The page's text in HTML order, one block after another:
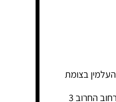
בשעה 10:00, בבית העלמין בצומת
החרוב 3